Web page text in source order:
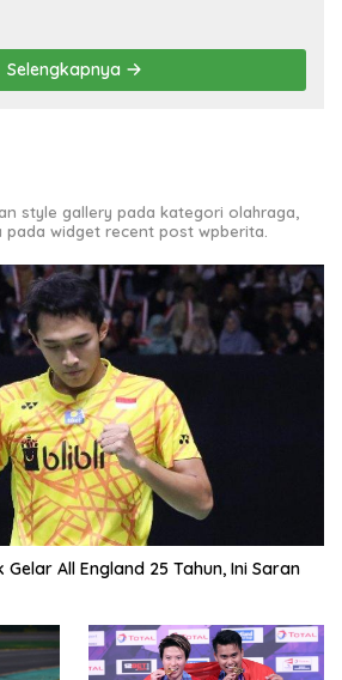
Selengkapnya
style gallery pada kategori olahraga,
pada widget recent post wpberita.
All England 25 Tahun, Ini Saran